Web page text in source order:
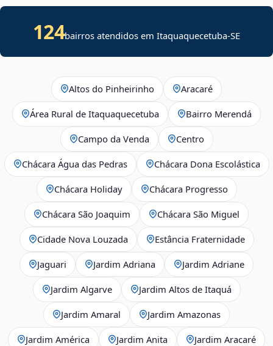
124bairros atendidos emItaquaquecetuba-SE
Altos do Pinheirinho Aracaré
Área Rural de Itaquaquecetuba Bairro Merendá
Campo da Venda Centro
Chácara Água das Pedras Chácara Dona Escolástica
Chácara Holiday Chácara Progresso
Chácara São Joaquim Chácara São Miguel
Cidade Nova Louzada Estância Fraternidade
Jaguari Jardim Adriana Jardim Adriane
Jardim Algarve Jardim Altos de Itaquá
Jardim Amaral Jardim Amazonas
Jardim América Jardim Anita Jardim Aracaré